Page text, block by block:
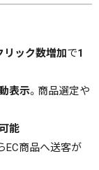
リック数増加で1
表示。商品選定や
能
EC商品へ送客が